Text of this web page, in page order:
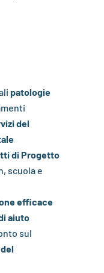
patologie
del
di Progetto
scuola e
efficace
aiuto
sul